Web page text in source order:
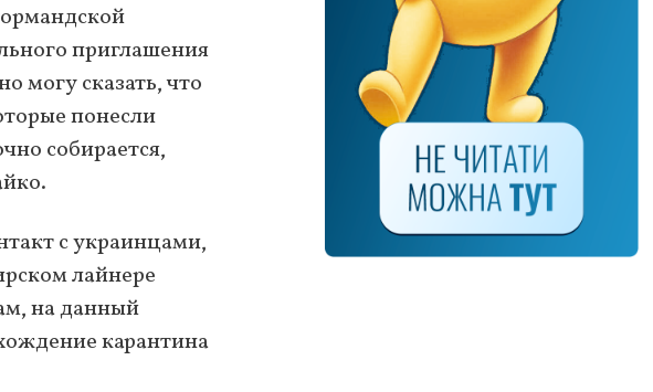
приглашения
могу сказать, что
понесли
собирается,
с украинцами,
лайнере
на данный
карантина